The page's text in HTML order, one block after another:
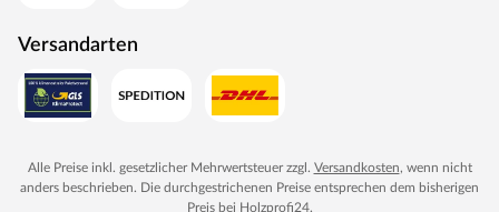
Versandarten
Alle Preise inkl. gesetzlicher Mehrwertsteuer zzgl. Versandkosten, wenn nicht
anders beschrieben. Die durchgestrichenen Preise entsprechen dem bisherigen
Preis bei Holzprofi24.